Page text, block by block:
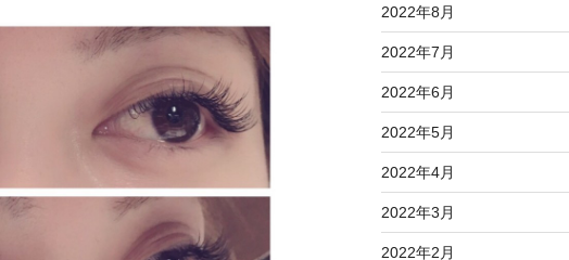
2022年8月
2022年7月
2022年6月
2022年5月
2022年4月
2022年3月
2022年2月